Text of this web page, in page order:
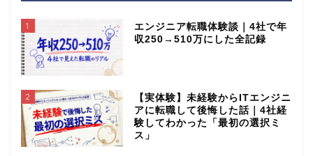
1
エンジニア転職体験談｜4社で年
収250→510万にした全記録
2
【実体験】未経験からITエンジニ
アに転職して後悔した話｜4社経
験してわかった「最初の選択ミ
ス」